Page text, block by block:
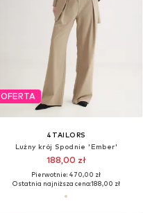
OFERTA
4TAILORS
Lużny krój Spodnie 'Ember'
188,00 zł
Pierwotnie: 470,00 zł
Ostatnia najniższa cena:188,00 zł